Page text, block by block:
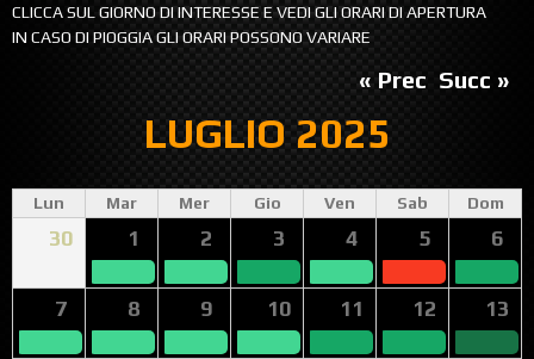
CLICCA SUL GIORNO DI INTERESSE E VEDI GLI ORARI DI APERTURA
IN CASO DI PIOGGIA GLI ORARI POSSONO VARIARE
LUGLIO 2025
« Prec Succ »
Lun Mar Mer Gio Ven Sab Dom
30 1 2 3 4 5 6
7 8 9 10 11 12 13